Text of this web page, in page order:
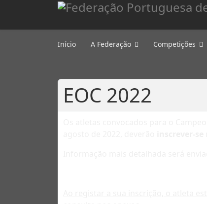
Início A Federação Competições
EOC 2022